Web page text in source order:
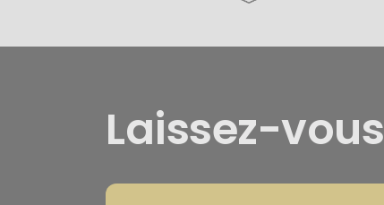
Laissez-vous